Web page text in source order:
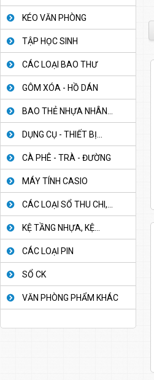
KÉO VĂN PHÒNG
TẬP HỌC SINH
CÁC LOẠI BAO THƯ
GÔM XÓA - HỒ DÁN
BAO THẺ NHỰA NHÂN...
DỤNG CỤ - THIẾT BỊ...
CÀ PHÊ - TRÀ - ĐƯỜNG
MÁY TÍNH CASIO
CÁC LOẠI SỔ THU CHI,...
KỆ TẦNG NHỰA, KỆ...
CÁC LOẠI PIN
SỔ CK
VĂN PHÒNG PHẨM KHÁC